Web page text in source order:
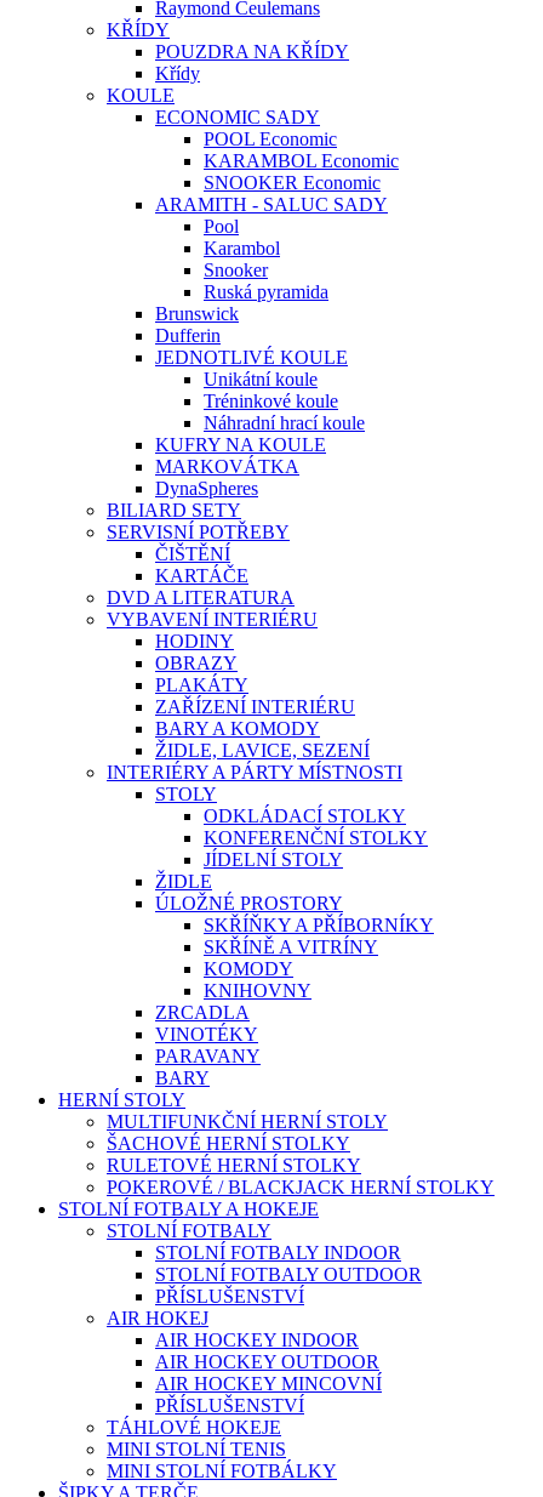
Raymond Ceulemans
KŘÍDY
POUZDRA NA KŘÍDY
Křídy
KOULE
ECONOMIC SADY
POOL Economic
KARAMBOL Economic
SNOOKER Economic
ARAMITH - SALUC SADY
Pool
Karambol
Snooker
Ruská pyramida
Brunswick
Dufferin
JEDNOTLIVÉ KOULE
Unikátní koule
Tréninkové koule
Náhradní hrací koule
KUFRY NA KOULE
MARKOVÁTKA
DynaSpheres
BILIARD SETY
SERVISNÍ POTŘEBY
ČIŠTĚNÍ
KARTÁČE
DVD A LITERATURA
VYBAVENÍ INTERIÉRU
HODINY
OBRAZY
PLAKÁTY
ZAŘÍZENÍ INTERIÉRU
BARY A KOMODY
ŽIDLE, LAVICE, SEZENÍ
INTERIÉRY A PÁRTY MÍSTNOSTI
STOLY
ODKLÁDACÍ STOLKY
KONFERENČNÍ STOLKY
JÍDELNÍ STOLY
ŽIDLE
ÚLOŽNÉ PROSTORY
SKŘÍŇKY A PŘÍBORNÍKY
SKŘÍNĚ A VITRÍNY
KOMODY
KNIHOVNY
ZRCADLA
VINOTÉKY
PARAVANY
BARY
HERNÍ STOLY
MULTIFUNKČNÍ HERNÍ STOLY
ŠACHOVÉ HERNÍ STOLKY
RULETOVÉ HERNÍ STOLKY
POKEROVÉ / BLACKJACK HERNÍ STOLKY
STOLNÍ FOTBALY A HOKEJE
STOLNÍ FOTBALY
STOLNÍ FOTBALY INDOOR
STOLNÍ FOTBALY OUTDOOR
PŘÍSLUŠENSTVÍ
AIR HOKEJ
AIR HOCKEY INDOOR
AIR HOCKEY OUTDOOR
AIR HOCKEY MINCOVNÍ
PŘÍSLUŠENSTVÍ
TÁHLOVÉ HOKEJE
MINI STOLNÍ TENIS
MINI STOLNÍ FOTBÁLKY
ŠIPKY A TERČE